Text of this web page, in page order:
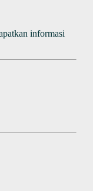
informasi